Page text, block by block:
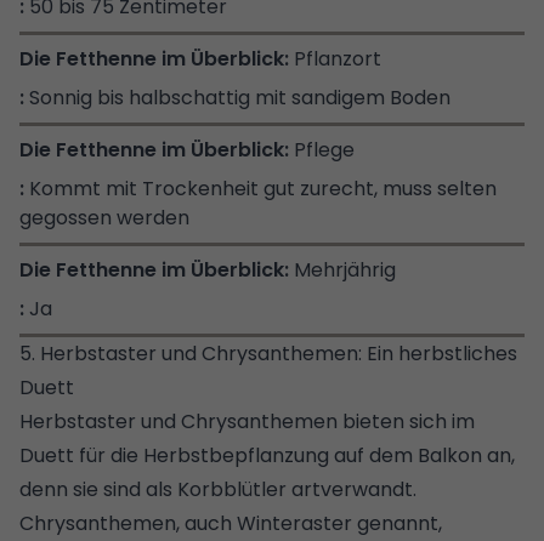
50 bis 75 Zentimeter
Pflanzort
Sonnig bis halbschattig mit sandigem Boden
Pflege
Kommt mit Trockenheit gut zurecht, muss selten
gegossen werden
Mehrjährig
Ja
5. Herbstaster und Chrysanthemen: Ein herbstliches
Duett
Herbstaster und Chrysanthemen bieten sich im
Duett für die Herbstbepflanzung auf dem Balkon an,
denn sie sind als Korbblütler artverwandt.
Chrysanthemen, auch Winteraster genannt,